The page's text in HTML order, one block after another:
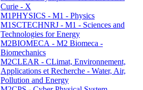
Curie - X
M1PHYSICS - M1 - Physics
M1SCTECHNRJ - M1 - Sciences and
Technologies for Energy
M2BIOMECA - M2 Biomeca -
Biomechanics
M2CLEAR - CLimat, Environnement,
Applications et Recherche - Water, Air,
Pollution and Energy